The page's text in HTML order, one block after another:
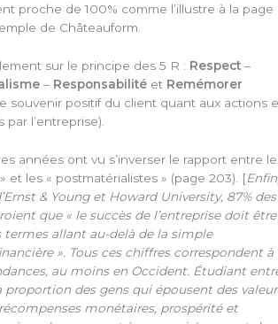
proche de 100% comme l’illustre à la page
de Châteauform.
sur le principe des 5 R : Respect –
– Responsabilité et Remémorer
souvenir positif du client quant aux actions
par l’entreprise).
années ont vu s’inverser le rapport entre
et les « postmatérialistes » (page 203). [
& Young et Howard University, 87% des
que « le succès de l’entreprise doit être
termes allant au-delà de la simple
». Tous ces chiffres correspondent à
au moins en Occident. Étudiant
proportion des gens qui épousent des
monétaires, prospérité et